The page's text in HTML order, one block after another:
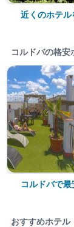
近くのホテ
コルドバの格安
コルドバで
おすすめホテル